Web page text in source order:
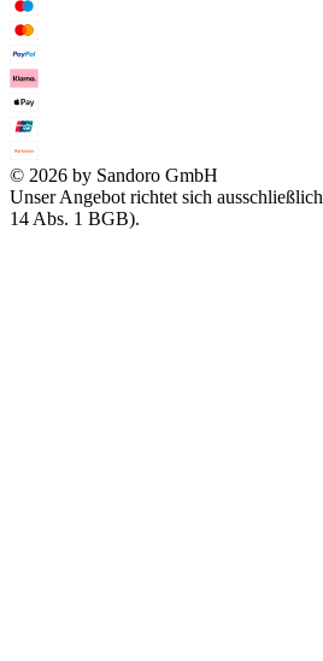
© 2026 by Sandoro GmbH
Unser Angebot richtet sich
14 Abs. 1 BGB).